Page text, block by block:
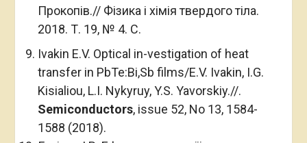
Прокопів.// Фізика і хімія твердого тіла.
2018. Т. 19, № 4. C.
Ivakin E.V. Optical in-vestigation of heat
transfer in PbТе:Bi,Sb films/E.V. Ivakin, I.G.
Kisialiou, L.I. Nykyruy, Y.S. Yavorskiy.//.
Semiconductors, issue 52, No 13, 1584-
1588 (2018).